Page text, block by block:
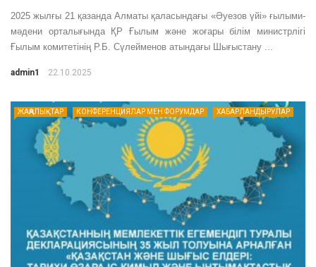
2025 жылғы 21 қазанда Алматы қаласындағы «Әуезов үйі» ғылыми-
мәдени орталығында ҚР Ғылым және жоғары білім министрлігі
Ғылым комитетінің Р.Б. Сүлейменов атындағы Шығыстану ...
admin1 22.10.2025
ЖАҢАЛЫҚТАР КОНФЕРЕНЦИЯЛАР МЕН ФОРУМДАР ХАБАРЛАНДЫРУЛАР